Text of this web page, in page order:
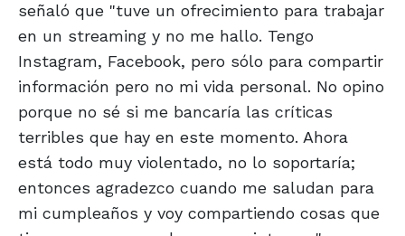
señaló que "tuve un ofrecimiento para trabajar
en un streaming y no me hallo. Tengo
Instagram, Facebook, pero sólo para compartir
información pero no mi vida personal. No opino
porque no sé si me bancaría las críticas
terribles que hay en este momento. Ahora
está todo muy violentado, no lo soportaría;
entonces agradezco cuando me saludan para
mi cumpleaños y voy compartiendo cosas que